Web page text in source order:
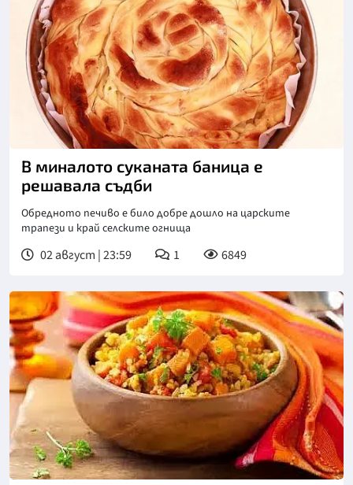
В миналото суканата баница е
решавала съдби
Обредното печиво е било добре дошло на царските
трапези и край селските огнища
02 август | 23:59 1 6849